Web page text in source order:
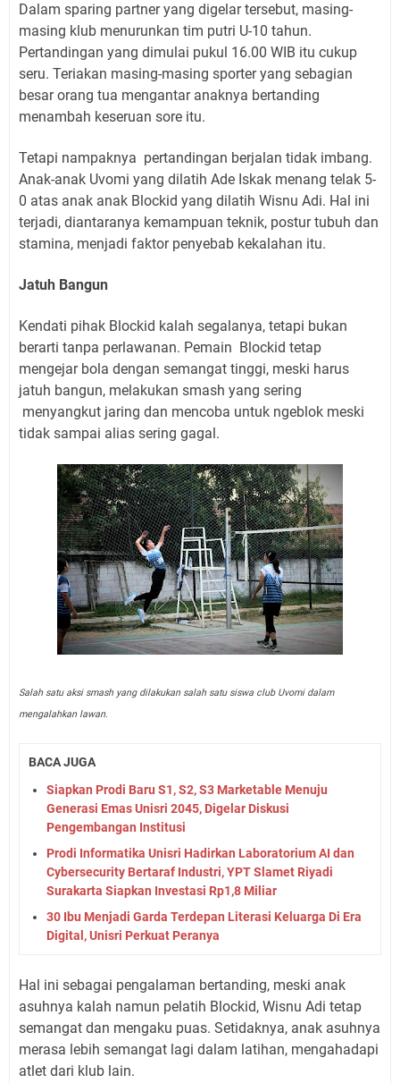
Dalam sparing partner yang digelar tersebut, masing-
masing klub menurunkan tim putri U-10 tahun.
Pertandingan yang dimulai pukul 16.00 WIB itu cukup
seru. Teriakan masing-masing sporter yang sebagian
besar orang tua mengantar anaknya bertanding
menambah keseruan sore itu.
Tetapi nampaknya pertandingan berjalan tidak imbang.
Anak-anak Uvomi yang dilatih Ade Iskak menang telak 5-
0 atas anak anak Blockid yang dilatih Wisnu Adi. Hal ini
terjadi, diantaranya kemampuan teknik, postur tubuh dan
stamina, menjadi faktor penyebab kekalahan itu.
Jatuh Bangun
Kendati pihak Blockid kalah segalanya, tetapi bukan
berarti tanpa perlawanan. Pemain Blockid tetap
mengejar bola dengan semangat tinggi, meski harus
jatuh bangun, melakukan smash yang sering
menyangkut jaring dan mencoba untuk ngeblok meski
tidak sampai alias sering gagal.
Salah satu aksi smash yang dilakukan salah satu siswa club Uvomi dalam
mengalahkan lawan.
BACA JUGA
Siapkan Prodi Baru S1, S2, S3 Marketable Menuju
Generasi Emas Unisri 2045, Digelar Diskusi
Pengembangan Institusi
Prodi Informatika Unisri Hadirkan Laboratorium AI dan
Cybersecurity Bertaraf Industri, YPT Slamet Riyadi
Surakarta Siapkan Investasi Rp1,8 Miliar
30 Ibu Menjadi Garda Terdepan Literasi Keluarga Di Era
Digital, Unisri Perkuat Peranya
Hal ini sebagai pengalaman bertanding, meski anak
asuhnya kalah namun pelatih Blockid, Wisnu Adi tetap
semangat dan mengaku puas. Setidaknya, anak asuhnya
merasa lebih semangat lagi dalam latihan, mengahadapi
atlet dari klub lain.